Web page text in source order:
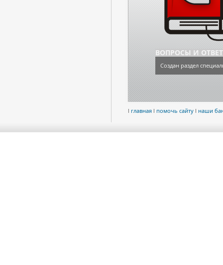
ВОПРОСЫ И
Создан раздел
l главная l помочь сайту l наши